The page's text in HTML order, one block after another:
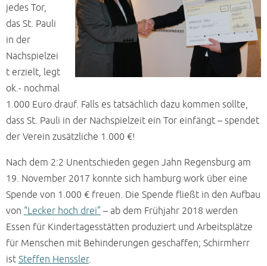
jedes Tor,
das St. Pauli
in der
Nachspielzei
t erzielt, legt
ok.- nochmal
1.000 Euro drauf. Falls es tatsächlich dazu kommen sollte,
dass St. Pauli in der Nachspielzeit ein Tor einfängt – spendet
der Verein zusätzliche 1.000 €!
Nach dem 2:2 Unentschieden gegen Jahn Regensburg am
19. November 2017 konnte sich hamburg work über eine
Spende von 1.000 € freuen. Die Spende fließt in den Aufbau
von “Lecker hoch drei” – ab dem Frühjahr 2018 werden
Essen für Kindertagesstätten produziert und Arbeitsplätze
für Menschen mit Behinderungen geschaffen; Schirmherr
istSteffen Henssler.